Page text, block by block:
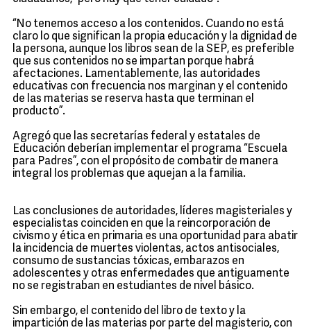
“No tenemos acceso a los contenidos. Cuando no está
claro lo que significan la propia educación y la dignidad de
la persona, aunque los libros sean de la SEP, es preferible
que sus contenidos no se impartan porque habrá
afectaciones. Lamentablemente, las autoridades
educativas con frecuencia nos marginan y el contenido
de las materias se reserva hasta que terminan el
producto”.
Agregó que las secretarías federal y estatales de
Educación deberían implementar el programa “Escuela
para Padres”, con el propósito de combatir de manera
integral los problemas que aquejan a la familia.
Las conclusiones de autoridades, líderes magisteriales y
especialistas coinciden en que la reincorporación de
civismo y ética en primaria es una oportunidad para abatir
la incidencia de muertes violentas, actos antisociales,
consumo de sustancias tóxicas, embarazos en
adolescentes y otras enfermedades que antiguamente
no se registraban en estudiantes de nivel básico.
Sin embargo, el contenido del libro de texto y la
impartición de las materias por parte del magisterio, con